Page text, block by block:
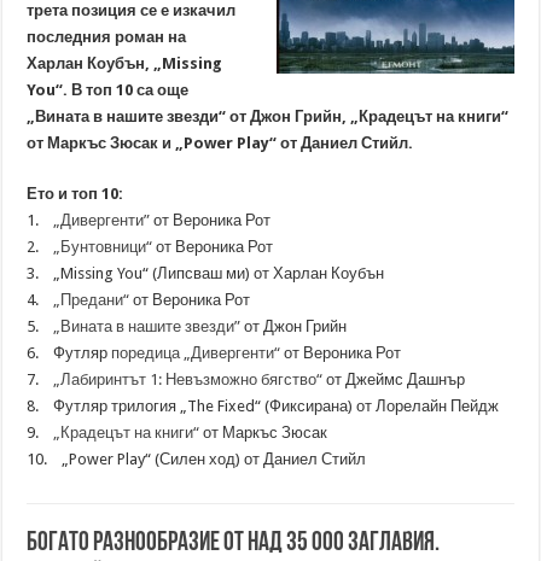
трета позиция се е изкачил
последния роман на
Харлан Коубън, „Missing
You“. В топ 10 са още
„Вината в нашите звезди“ от Джон Грийн, „Крадецът на книги“
от Маркъс Зюсак и „Power Play“ от Даниел Стийл.
Ето и топ 10:
1. „Дивергенти” от Вероника Рот
2. „Бунтовници“ от Вероника Рот
3. „Missing You“ (Липсваш ми) от Харлан Коубън
4. „Предани“от Вероника Рот
5.
„Вината в нашите звезди” от Джон Грийн
6. Футляр поредица „Дивергенти“ от Вероника Рот
7. „Лабиринтът 1: Невъзможно бягство“ от Джеймс Дашнър
8. Футляр трилогия „The Fixed“ (Фиксирана) от Лорелайн Пейдж
9. „Крадецът на книги“от Маркъс Зюсак
10. „Power Play“ (Силен ход) от Даниел Стийл
Богато разнообразие от над 35 000 заглавия.